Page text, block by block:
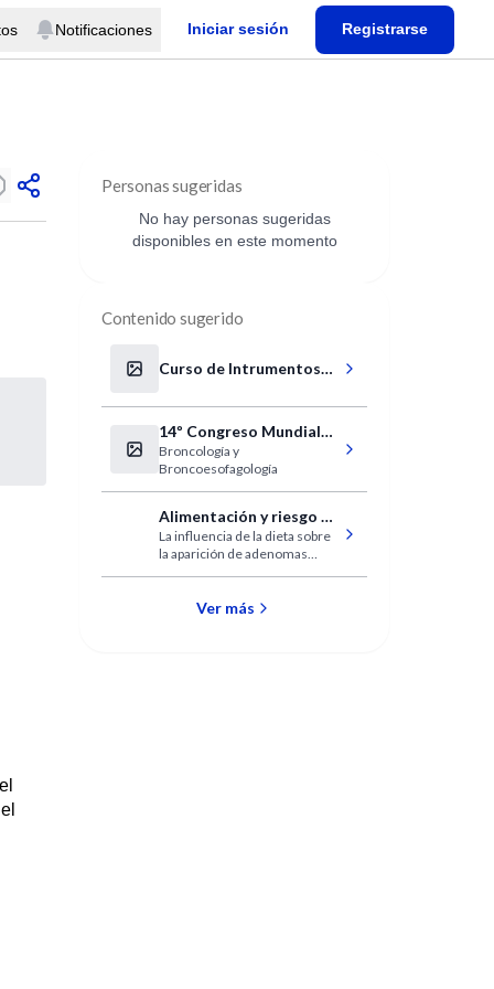
Notificaciones Iniciar sesión Registrarse
Personas sugeridas
No hay personas sugeridas
disponibles en este momento
Contenido sugerido
Curso de Intrumentos
14º Congreso Mundial
de Broncología y 14º
Congreso Mundial de
Broncoesofagología
Broncología y
Broncoesofagología
Alimentación y riesgo de
adenomas colorrectales
La influencia de la dieta sobre
la aparición de adenomas
Ver más